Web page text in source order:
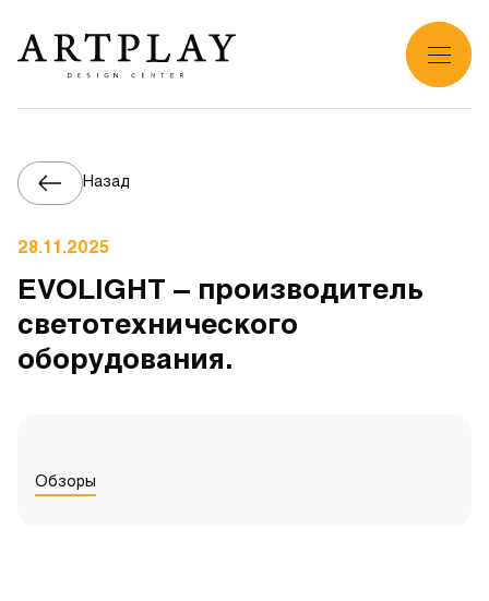
Назад
28.11.2025
EVOLIGHT – производитель
светотехнического
оборудования.
Обзоры